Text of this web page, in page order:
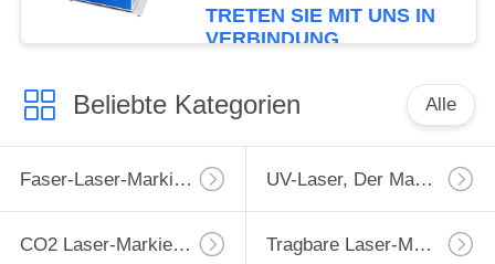
TRETEN SIE MIT UNS IN
VERBINDUNG
Beliebte Kategorien Alle
Faser-Laser-Markierungs-Maschine UV-Laser, Der Maschine Markiert
CO2 Laser-Markierungs-Maschine Tragbare Laser-Markierungs-Maschine